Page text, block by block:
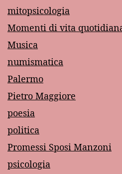
mitopsicologia
Momenti di vita
Musica
numismatica
Palermo
Pietro Maggiore
poesia
politica
Promessi Sposi Manzoni
psicologia